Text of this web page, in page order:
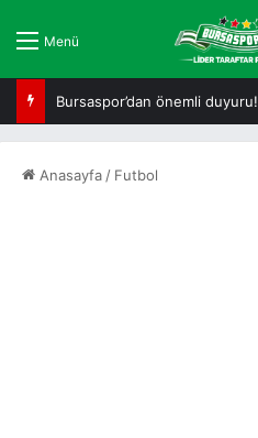
Menü
Bursaspor’dan önemli duyuru!
Anasayfa / Futbol